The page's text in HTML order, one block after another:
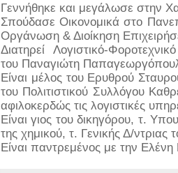
Γεννήθηκε και μεγάλωσε στην
Σπούδασε Οικονομικά στο
Οργάνωση & Διοίκηση
Διατηρεί
Λογιστικό-
του Παναγιώτη
Είναι μέλος του Ερυθρού
του Πολιτιστικού Συλλόγου
αφιλοκερδώς τις λογιστικές
Είναι γιος του δικηγόρου, τ.
της χημικού, τ. Γενικής Δ/
Είναι παντρεμένος με την